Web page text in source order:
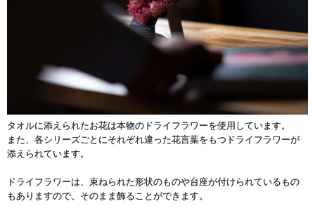
タオルに添えられたお花は本物のドライフラワーを使用しています。
また、各シリーズごとにそれぞれ違った花言葉をもつドライフラワーが
添えられています。
ドライフラワーは、束ねられた形状のものや台座が付けられているもの
もありますので、そのまま飾ることができます。